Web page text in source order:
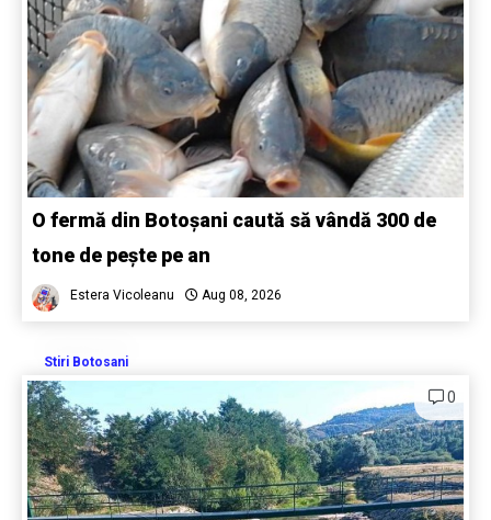
O fermă din Botoșani caută să vândă 300 de
tone de pește pe an
Estera Vicoleanu Aug 08, 2026
Stiri Botosani
0